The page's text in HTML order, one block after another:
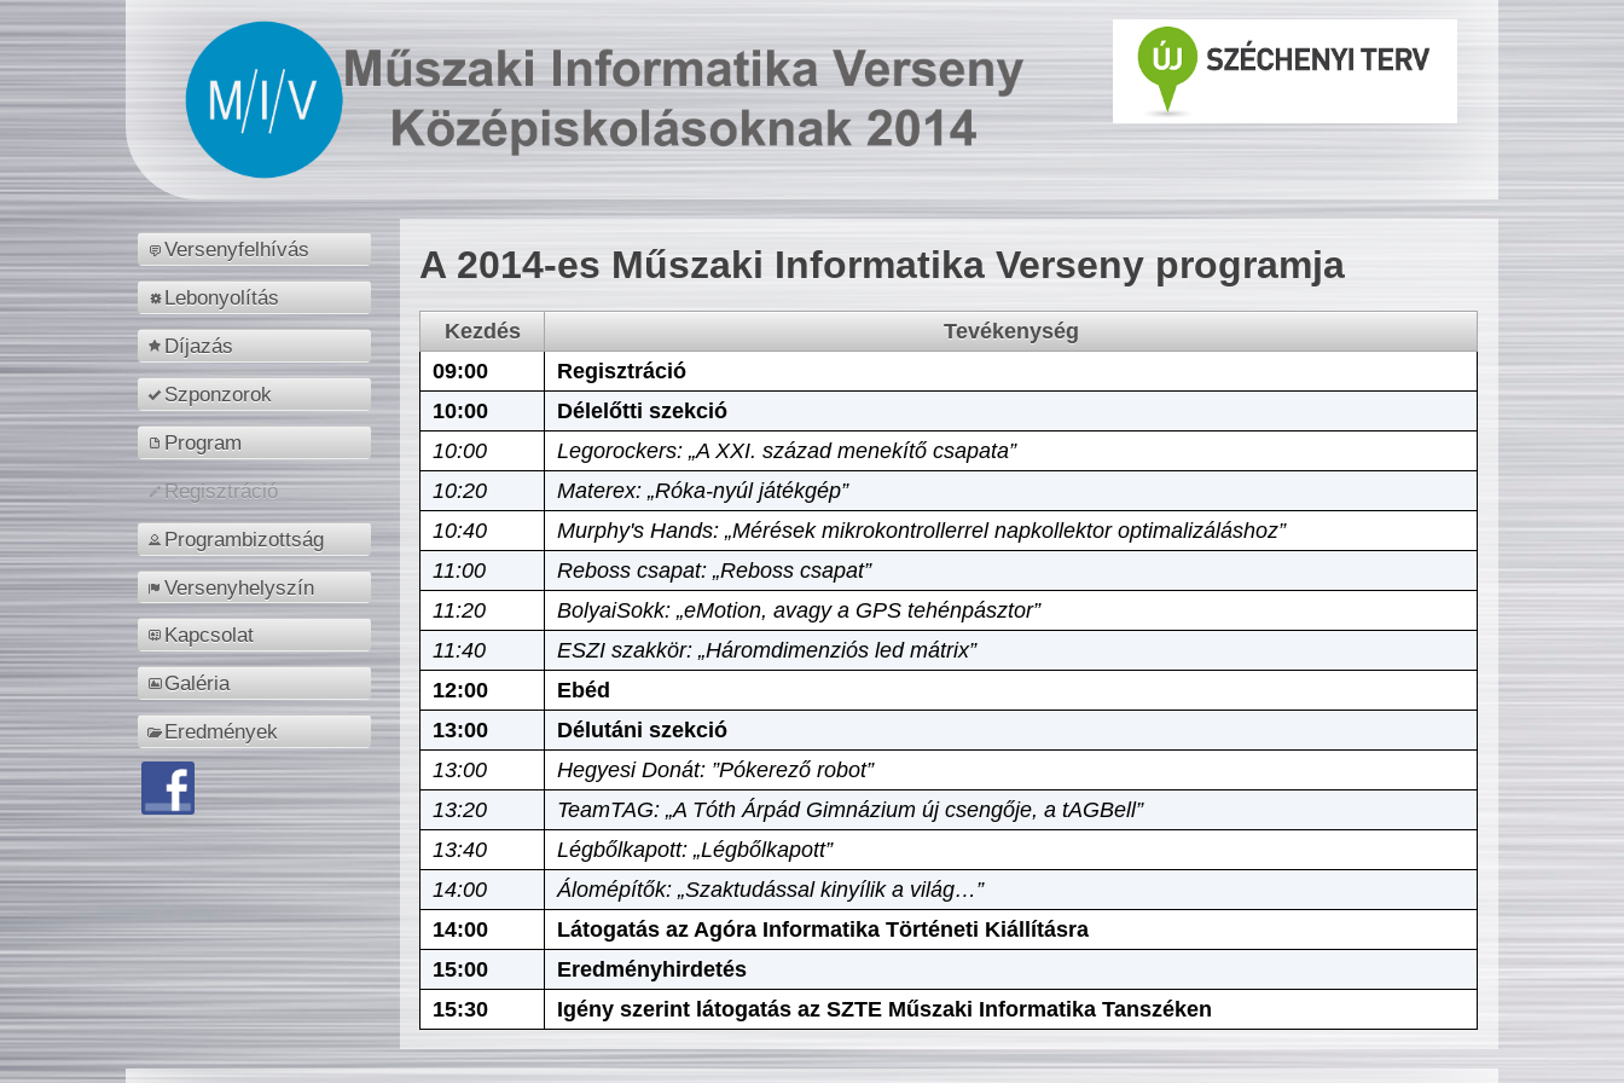
Versenyfelhívás
Lebonyolítás
Díjazás
Szponzorok
Program
Regisztráció
Programbizottság
Versenyhelyszín
Kapcsolat
Galéria
Eredmények
A 2014-es Műszaki Informatika Verseny programja
Kezdés
Tevékenység
09:00
Regisztráció
10:00
Délelőtti szekció
10:00
Legorockers: „A XXI. század menekítő csapata”
10:20
Materex: „Róka-nyúl játékgép”
10:40
Murphy's Hands: „Mérések mikrokontrollerrel napkollektor optimalizáláshoz”
11:00
Reboss csapat: „Reboss csapat”
11:20
BolyaiSokk: „eMotion, avagy a GPS tehénpásztor”
11:40
ESZI szakkör: „Háromdimenziós led mátrix”
12:00
Ebéd
13:00
Délutáni szekció
13:00
Hegyesi Donát: ”Pókerező robot”
13:20
TeamTAG: „A Tóth Árpád Gimnázium új csengője, a tAGBell”
13:40
Légbőlkapott: „Légbőlkapott”
14:00
Álomépítők: „Szaktudással kinyílik a világ…”
14:00
Látogatás az Agóra Informatika Történeti Kiállításra
15:00
Eredményhirdetés
15:30
Igény szerint látogatás az SZTE Műszaki Informatika Tanszéken